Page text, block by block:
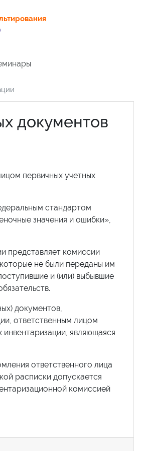
документов
первичных учетных
стандартом
значения и ошибки»,
представляет комиссии
не были переданы им
и (или) выбывшие
документов,
ответственным лицом
являющаяся
ответственного лица
расписки допускается
комиссией